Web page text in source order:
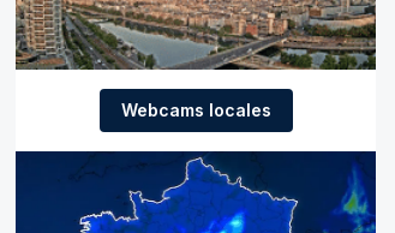
Webcams locales